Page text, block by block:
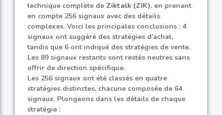
technique complète de Ziktalk (ZIK), en prenant
en compte 256 signaux avec des détails
complexes. Voici les principales conclusions : 4
signaux ont suggéré des stratégies d'achat,
tandis que 6 ont indiqué des stratégies de vente.
Les 89 signaux restants sont restés neutres sans
offrir de direction spécifique.
Les 256 signaux ont été classés en quatre
stratégies distinctes, chacune composée de 64
signaux. Plongeons dans les détails de chaque
stratégie :